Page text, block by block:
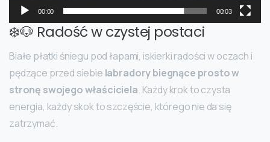
00:00 00:03
❄️🐶 Radość w czystej postaci
Białe płatki śniegu pod łapami, iskierki radości w oczach i
pędzące przed siebie labradory biegnące prosto w
stronę swojego właściciela. Każdy krok to czysta
energia, każdy skok to szczęście, którego nie da się
zatrzymać.